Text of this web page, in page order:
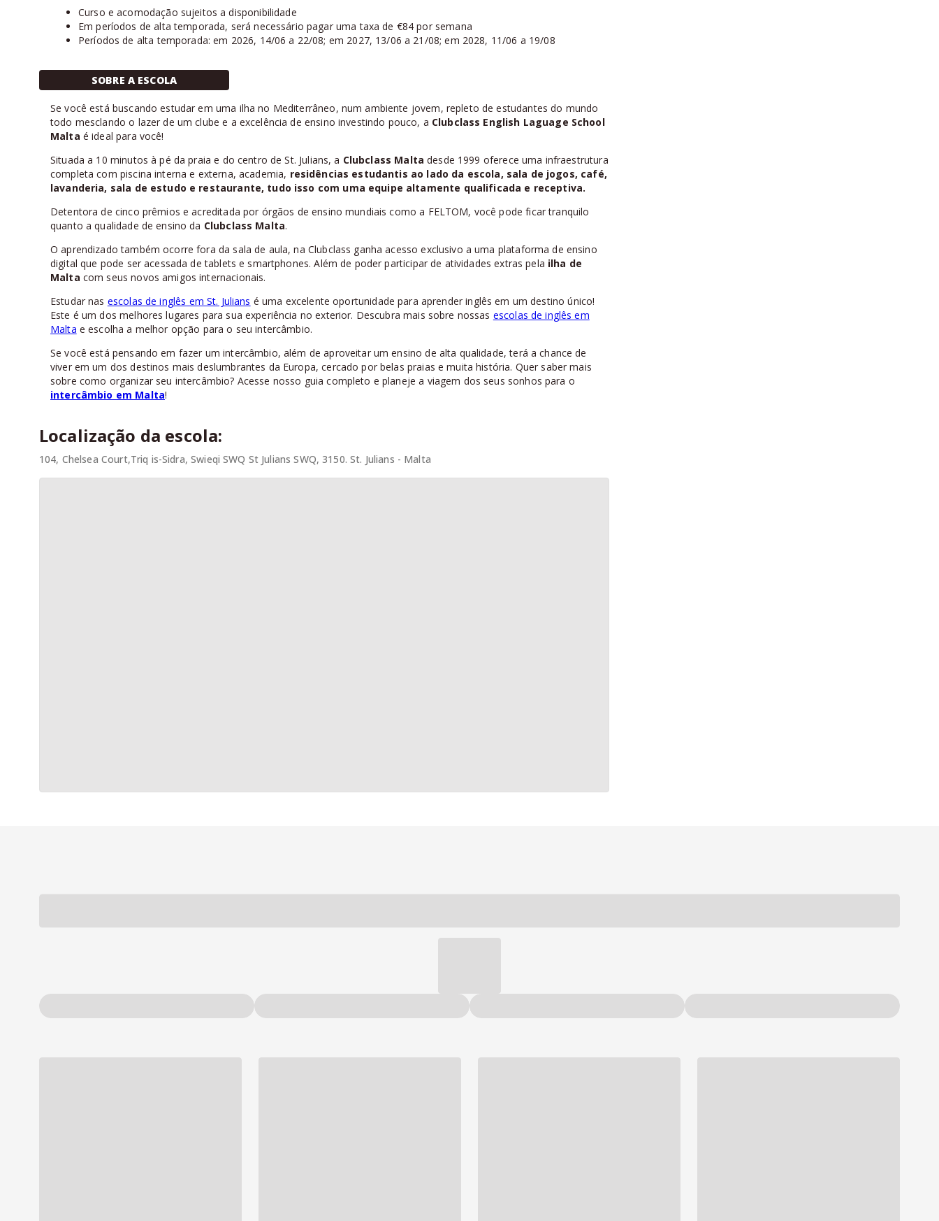
Curso e acomodação sujeitos a disponibilidade
Em períodos de alta temporada, será necessário pagar uma taxa de €84 por semana
Períodos de alta temporada: em 2026, 14/06 a 22/08; em 2027, 13/06 a 21/08; em 2028, 11/06 a 19/08
SOBRE A ESCOLA
Se você está buscando estudar em uma ilha no Mediterrâneo, num ambiente jovem, repleto de estudantes do mundo
todo mesclando o lazer de um clube e a excelência de ensino investindo pouco, a Clubclass English Laguage School
Malta é ideal para você!
Situada a 10 minutos à pé da praia e do centro de St. Julians, a Clubclass Malta desde 1999 oferece uma infraestrutura
completa com piscina interna e externa, academia, residências estudantis ao lado da escola, sala de jogos, café,
lavanderia, sala de estudo e restaurante, tudo isso com uma equipe altamente qualificada e receptiva.
Detentora de cinco prêmios e acreditada por órgãos de ensino mundiais como a FELTOM, você pode ficar tranquilo
quanto a qualidade de ensino da Clubclass Malta.
O aprendizado também ocorre fora da sala de aula, na Clubclass ganha acesso exclusivo a uma plataforma de ensino
digital que pode ser acessada de tablets e smartphones. Além de poder participar de atividades extras pela ilha de
Malta com seus novos amigos internacionais.
Estudar nas escolas de inglês em St. Julians é uma excelente oportunidade para aprender inglês em um destino único!
Este é um dos melhores lugares para sua experiência no exterior. Descubra mais sobre nossas escolas de inglês em
Malta e escolha a melhor opção para o seu intercâmbio.
Se você está pensando em fazer um intercâmbio, além de aproveitar um ensino de alta qualidade, terá a chance de
viver em um dos destinos mais deslumbrantes da Europa, cercado por belas praias e muita história. Quer saber mais
sobre como organizar seu intercâmbio? Acesse nosso guia completo e planeje a viagem dos seus sonhos para o
intercâmbio em Malta!
Localização da escola:
104, Chelsea Court,Triq is-Sidra, Swieqi SWQ St Julians SWQ, 3150. St. Julians - Malta